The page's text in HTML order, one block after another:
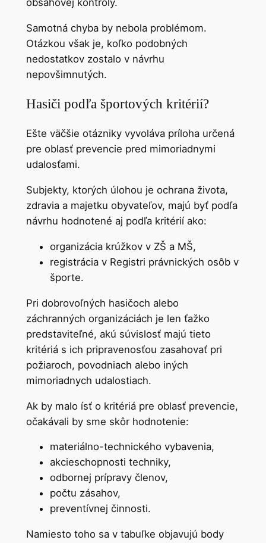
obsahovej kontroly.
Samotná chyba by nebola problémom.
Otázkou však je, koľko podobných
nedostatkov zostalo v návrhu
nepovšimnutých.
Hasiči podľa športových kritérií?
Ešte väčšie otázniky vyvoláva príloha určená
pre oblasť prevencie pred mimoriadnymi
udalosťami.
Subjekty, ktorých úlohou je ochrana života,
zdravia a majetku obyvateľov, majú byť podľa
návrhu hodnotené aj podľa kritérií ako:
organizácia krúžkov v ZŠ a MŠ,
registrácia v Registri právnických osôb v
športe.
Pri dobrovoľných hasičoch alebo
záchranných organizáciách je len ťažko
predstaviteľné, akú súvislosť majú tieto
kritériá s ich pripravenosťou zasahovať pri
požiaroch, povodniach alebo iných
mimoriadnych udalostiach.
Ak by malo ísť o kritériá pre oblasť prevencie,
očakávali by sme skôr hodnotenie:
materiálno-technického vybavenia,
akcieschopnosti techniky,
odbornej prípravy členov,
počtu zásahov,
preventívnej činnosti.
Namiesto toho sa v tabuľke objavujú body